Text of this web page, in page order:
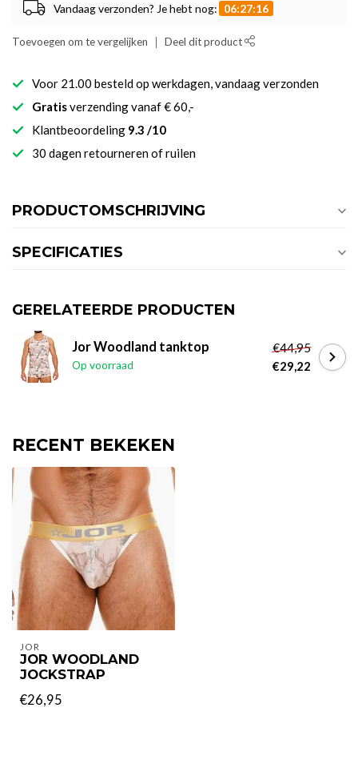
Vandaag verzonden? Je hebt nog: 06:27:15
Toevoegen om te vergelijken Deel dit product
Voor 21.00 besteld op werkdagen, vandaag verzonden
Gratisverzending vanaf € 60,-
Klantbeoordeling 9.3 /10
30 dagen retourneren of ruilen
PRODUCTOMSCHRIJVING
SPECIFICATIES
GERELATEERDE PRODUCTEN
Jor Woodland tanktop
Op voorraad
€44,95
€29,22
RECENT BEKEKEN
JOR
JOR WOODLAND
JOCKSTRAP
€26,95